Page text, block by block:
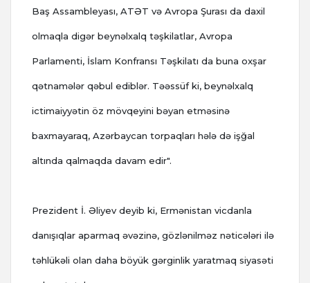
Baş Assambleyası, ATƏT və Avropa Şurası da daxil
olmaqla digər beynəlxalq təşkilatlar, Avropa
Parlamenti, İslam Konfransı Təşkilatı da buna oxşar
qətnamələr qəbul ediblər. Təəssüf ki, beynəlxalq
ictimaiyyətin öz mövqeyini bəyan etməsinə
baxmayaraq, Azərbaycan torpaqları hələ də işğal
altında qalmaqda davam edir".
Prezident İ. Əliyev deyib ki, Ermənistan vicdanla
danışıqlar aparmaq əvəzinə, gözlənilməz nəticələri ilə
təhlükəli olan daha böyük gərginlik yaratmaq siyasəti